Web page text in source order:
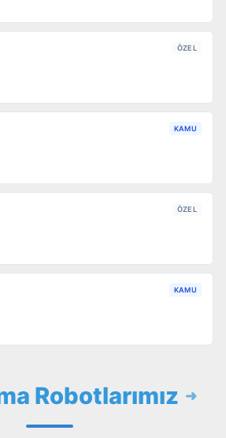
ÖZEL
KAMU
ÖZEL
KAMU
Robotlarımız